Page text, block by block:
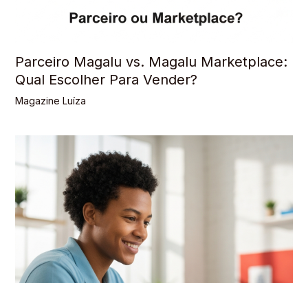
Parceiro Magalu vs. Magalu Marketplace:
Qual Escolher Para Vender?
Magazine Luíza